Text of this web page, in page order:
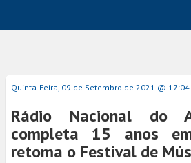
Quinta-Feira, 09 de Setembro de 2021 @ 17:04
Rádio Nacional do
completa 15 anos
retoma o Festival de